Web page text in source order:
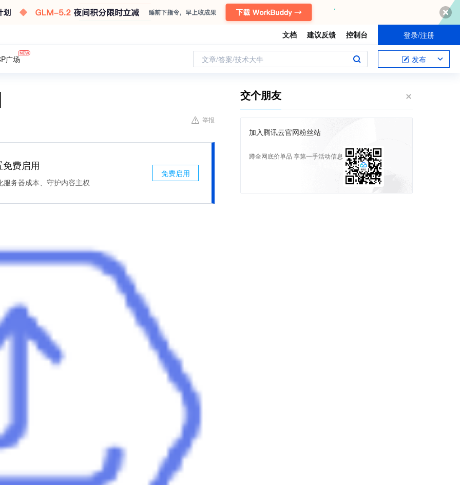
文档 建议反馈 控制台 登录/注册
广场 文章/答案/技术大牛 发布
举报
费启用
服务器成本、守护内容主权
免费启用
交个朋友
加入腾讯云官网粉丝站
蹲全网底价单品 享第一手活动信息